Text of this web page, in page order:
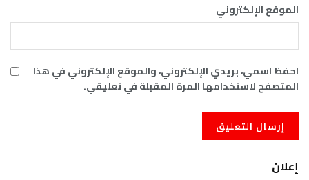
الموقع الإلكتروني
احفظ اسمي، بريدي الإلكتروني، والموقع الإلكتروني في هذا
المتصفح لاستخدامها المرة المقبلة في تعليقي.
إعلان